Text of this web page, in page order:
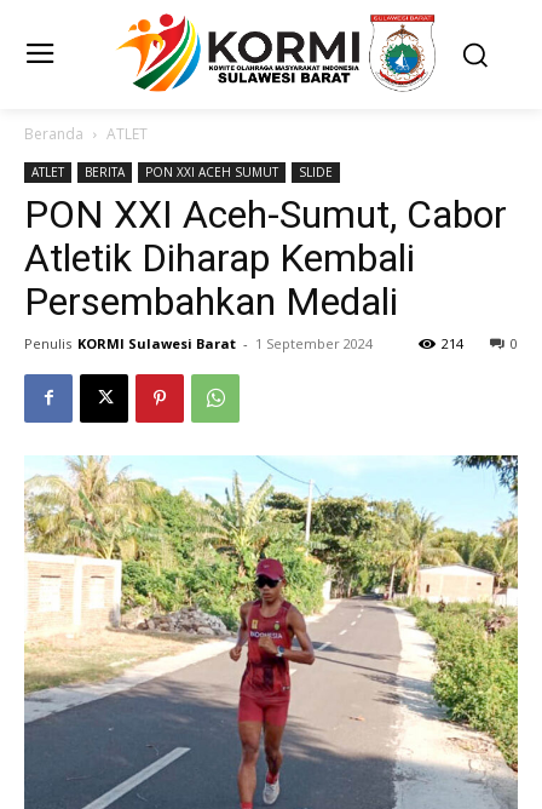
Beranda ATLET
ATLET BERITA PON XXI ACEH SUMUT SLIDE
PON XXI Aceh-Sumut, Cabor
Atletik Diharap Kembali
Persembahkan Medali
Penulis KORMI Sulawesi Barat - 1 September 2024 0
214